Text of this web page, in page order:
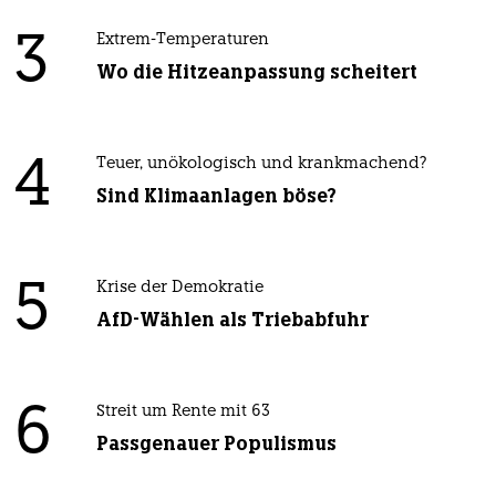
3 Extrem-Temperaturen
Wo die Hitzeanpassung scheitert
4 Teuer, unökologisch und krankmachend?
Sind Klimaanlagen böse?
5 Krise der Demokratie
AfD-Wählen als Triebabfuhr
6 Streit um Rente mit 63
Passgenauer Populismus